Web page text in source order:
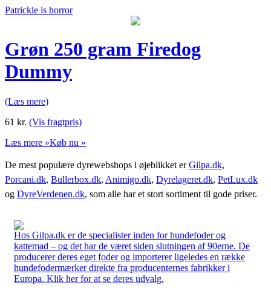
Patrickle is horror
Grøn 250 gram Firedog
Dummy
(Læs mere)
61 kr. (Vis fragtpris)
Læs mere »Køb nu »
De mest populære dyrewebshops i øjeblikket erGilpa.dk,
Porcani.dk, Bullerbox.dk, Animigo.dk, Dyrelageret.dk, PetLux.dk
og DyreVerdenen.dk, som alle har et stort sortiment til gode priser.
Hos Gilpa.dk er de specialister inden for hundefoder og
kattemad – og det har de været siden slutningen af 90erne. De
producerer deres eget foder og importerer ligeledes en række
hundefodermærker direkte fra producenternes fabrikker i
Europa. Klik her for at se deres udvalg.